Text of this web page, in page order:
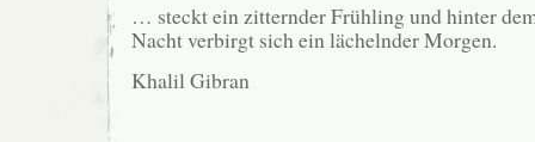
… steckt ein zitternder Frühling und hinter
Nacht verbirgt sich ein lächelnder Morgen.
Khalil Gibran